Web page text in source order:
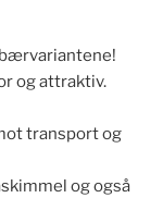
og attraktiv.
transport og
og også